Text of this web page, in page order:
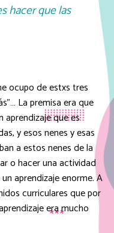
hacer que las
ocupo de estxs tres
La premisa era que
que es
y esos nenes y esas
a estos nenes de la
o hacer una actividad
aprendizaje enorme. A
curriculares que por
era mucho